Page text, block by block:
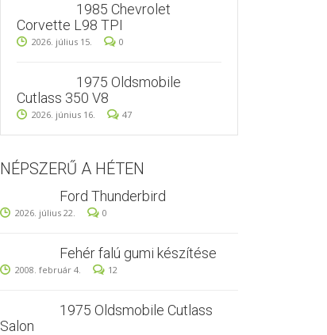
1985 Chevrolet
Corvette L98 TPI
2026. július 15. 0
1975 Oldsmobile
Cutlass 350 V8
2026. június 16. 47
NÉPSZERŰ A HÉTEN
Ford Thunderbird
2026. július 22. 0
Fehér falú gumi készítése
2008. február 4. 12
1975 Oldsmobile Cutlass
Salon